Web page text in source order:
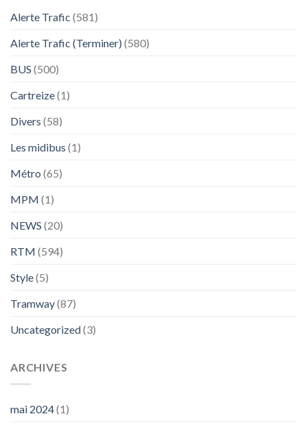
Alerte Trafic (581)
Alerte Trafic (Terminer) (580)
BUS (500)
Cartreize(1)
Divers (58)
Les midibus (1)
Métro (65)
MPM (1)
NEWS (20)
RTM (594)
Style(5)
Tramway(87)
Uncategorized(3)
ARCHIVES
mai 2024(1)